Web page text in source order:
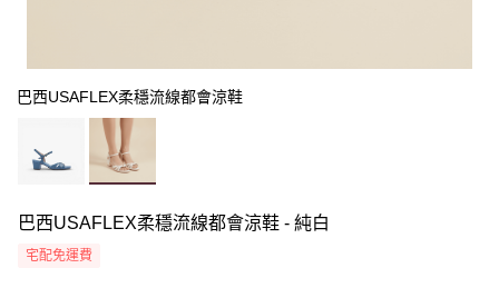
巴西USAFLEX柔穩流線都會涼鞋
巴西USAFLEX柔穩流線都會涼鞋 - 純白
宅配免運費